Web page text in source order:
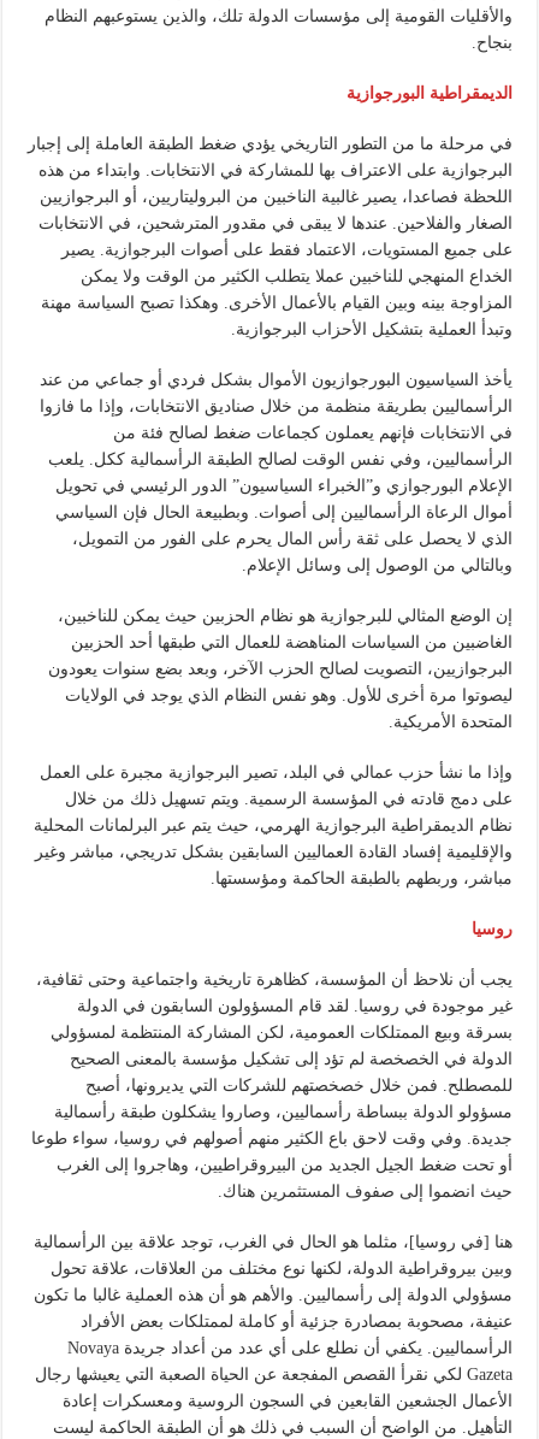
والأقليات القومية إلى مؤسسات الدولة تلك، والذين يستوعبهم النظام
بنجاح.
الديمقراطية البورجوازية
في مرحلة ما من التطور التاريخي يؤدي ضغط الطبقة العاملة إلى إجبار
البرجوازية على الاعتراف بها للمشاركة في الانتخابات. وابتداء من هذه
اللحظة فصاعدا، يصير غالبية الناخبين من البروليتاريين، أو البرجوازيين
الصغار والفلاحين. عندها لا يبقى في مقدور المترشحين، في الانتخابات
على جميع المستويات، الاعتماد فقط على أصوات البرجوازية. يصير
الخداع المنهجي للناخبين عملا يتطلب الكثير من الوقت ولا يمكن
المزاوجة بينه وبين القيام بالأعمال الأخرى. وهكذا تصبح السياسة مهنة
وتبدأ العملية بتشكيل الأحزاب البرجوازية.
يأخذ السياسيون البورجوازيون الأموال بشكل فردي أو جماعي من عند
الرأسماليين بطريقة منظمة من خلال صناديق الانتخابات، وإذا ما فازوا
في الانتخابات فإنهم يعملون كجماعات ضغط لصالح فئة من
الرأسماليين، وفي نفس الوقت لصالح الطبقة الرأسمالية ككل. يلعب
الإعلام البورجوازي و”الخبراء السياسيون” الدور الرئيسي في تحويل
أموال الرعاة الرأسماليين إلى أصوات. وبطبيعة الحال فإن السياسي
الذي لا يحصل على ثقة رأس المال يحرم على الفور من التمويل،
وبالتالي من الوصول إلى وسائل الإعلام.
إن الوضع المثالي للبرجوازية هو نظام الحزبين حيث يمكن للناخبين،
الغاضبين من السياسات المناهضة للعمال التي طبقها أحد الحزبين
البرجوازيين، التصويت لصالح الحزب الآخر، وبعد بضع سنوات يعودون
ليصوتوا مرة أخرى للأول. وهو نفس النظام الذي يوجد في الولايات
المتحدة الأمريكية.
وإذا ما نشأ حزب عمالي في البلد، تصير البرجوازية مجبرة على العمل
على دمج قادته في المؤسسة الرسمية. ويتم تسهيل ذلك من خلال
نظام الديمقراطية البرجوازية الهرمي، حيث يتم عبر البرلمانات المحلية
والإقليمية إفساد القادة العماليين السابقين بشكل تدريجي، مباشر وغير
مباشر، وربطهم بالطبقة الحاكمة ومؤسستها.
روسيا
يجب أن نلاحظ أن المؤسسة، كظاهرة تاريخية واجتماعية وحتى ثقافية،
غير موجودة في روسيا. لقد قام المسؤولون السابقون في الدولة
بسرقة وبيع الممتلكات العمومية، لكن المشاركة المنتظمة لمسؤولي
الدولة في الخصخصة لم تؤد إلى تشكيل مؤسسة بالمعنى الصحيح
للمصطلح. فمن خلال خصخصتهم للشركات التي يديرونها، أصبح
مسؤولو الدولة ببساطة رأسماليين، وصاروا يشكلون طبقة رأسمالية
جديدة. وفي وقت لاحق باع الكثير منهم أصولهم في روسيا، سواء طوعا
أو تحت ضغط الجيل الجديد من البيروقراطيين، وهاجروا إلى الغرب
حيث انضموا إلى صفوف المستثمرين هناك.
هنا [في روسيا]، مثلما هو الحال في الغرب، توجد علاقة بين الرأسمالية
وبين بيروقراطية الدولة، لكنها نوع مختلف من العلاقات، علاقة تحول
مسؤولي الدولة إلى رأسماليين. والأهم هو أن هذه العملية غالبا ما تكون
عنيفة، مصحوبة بمصادرة جزئية أو كاملة لممتلكات بعض الأفراد
الرأسماليين. يكفي أن نطلع على أي عدد من أعداد جريدة Novaya
Gazeta لكي نقرأ القصص المفجعة عن الحياة الصعبة التي يعيشها رجال
الأعمال الجشعين القابعين في السجون الروسية ومعسكرات إعادة
التأهيل. من الواضح أن السبب في ذلك هو أن الطبقة الحاكمة ليست